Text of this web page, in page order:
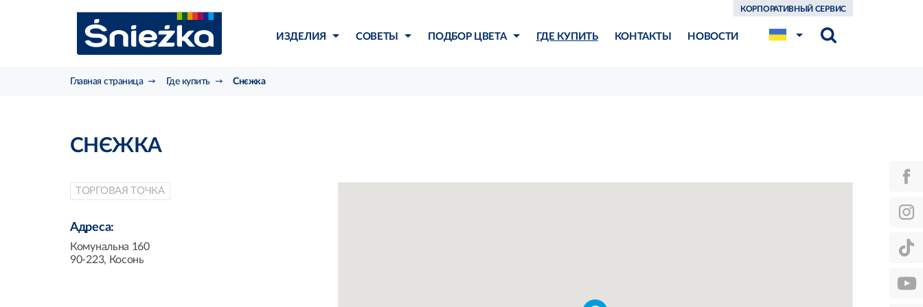
ИЗДЕЛИЯ СОВЕТЫ ПОДБОР ЦВЕТА ГДЕ КУПИТЬ КОНТАКТЫ НОВОСТИ
КОРПОРАТИВНЫЙ СЕРВИС
Главная страница Где купить Снєжка
СНЄЖКА
ТОРГОВАЯ ТОЧКА
Адреса:
Комунальна 160
90-223, Косонь